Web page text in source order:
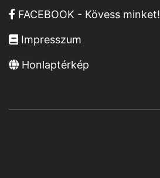
FACEBOOK - Kövess minket!
Impresszum
Honlaptérkép